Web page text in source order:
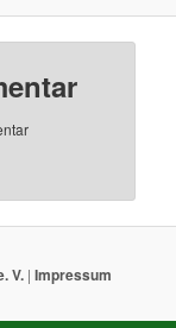
V. | Impressum